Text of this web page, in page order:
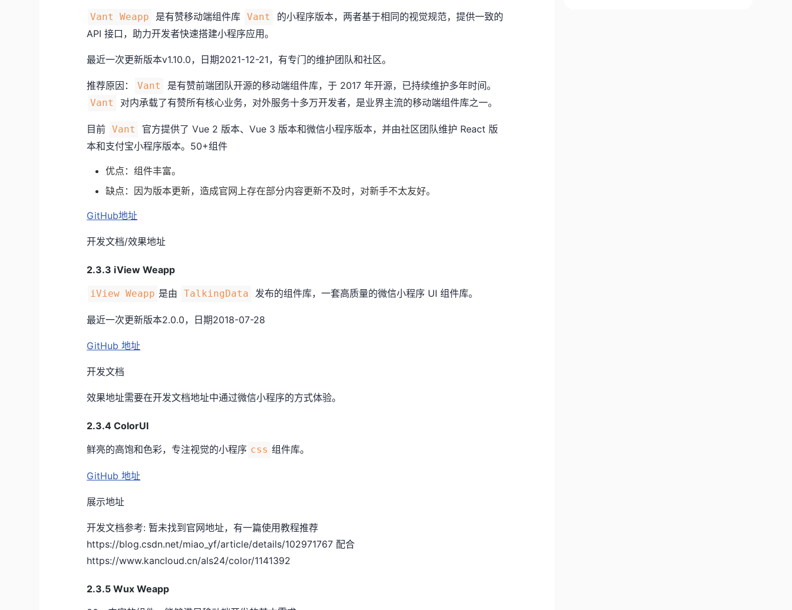
Vant Weapp 是有赞移动端组件库 Vant
的小程序版本，两者基于相同的视觉规范，提供一致的
API 接口，助力开发者快速搭建小程序应用。
最近一次更新版本v1.10.0，日期2021-12-21，有专门的维护团队和社区。
推荐原因： Vant 是有赞前端团队开源的移动端组件库，于 2017 年开源，已持续维护多年时间。
Vant 对内承载了有赞所有核心业务，对外服务十多万开发者，是业界主流的移动端组件库之一。
目前 Vant
官方提供了 Vue 2 版本、Vue 3 版本和微信小程序版本，并由社区团队维护 React 版
本和支付宝小程序版本。50+组件
优点：组件丰富。
缺点：因为版本更新，造成官网上存在部分内容更新不及时，对新手不太友好。
GitHub地址
开发文档/效果地址
2.3.3 iView Weapp
iView Weapp 是由 TalkingData 发布的组件库，一套高质量的微信小程序 UI 组件库。
最近一次更新版本2.0.0，日期2018-07-28
GitHub 地址
开发文档
效果地址需要在开发文档地址中通过微信小程序的方式体验。
2.3.4 ColorUI
鲜亮的高饱和色彩，专注视觉的小程序 css 组件库。
GitHub 地址
展示地址
开发文档参考: 暂未找到官网地址，有一篇使用教程推荐
https://blog.csdn.net/miao_yf/article/details/102971767 配合
https://www.kancloud.cn/als24/color/1141392
2.3.5 Wux Weapp